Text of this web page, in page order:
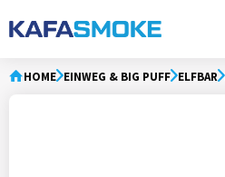
HOME EINWEG & BIG PUFF ELFBAR